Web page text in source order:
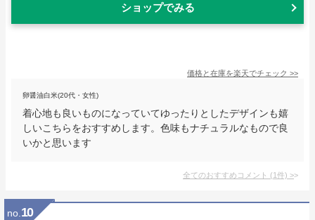
ショップでみる
価格と在庫を楽天でチェック >>
卵醤油白米(20代・女性)
着心地も良いものになっていてゆったりとしたデザインも嬉
しいこちらをおすすめします。色味もナチュラルなもので良
いかと思います
全てのおすすめコメント (1件) >
no. 10